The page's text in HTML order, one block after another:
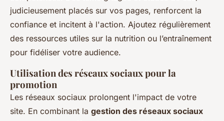
judicieusement placés sur vos pages, renforcent la
confiance et incitent à l'action. Ajoutez régulièrement
des ressources utiles sur la nutrition ou l’entraînement
pour fidéliser votre audience.
Utilisation des réseaux sociaux pour la
promotion
Les réseaux sociaux prolongent l'impact de votre
site. En combinant la gestion des réseaux sociaux